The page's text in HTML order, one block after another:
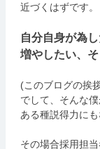
近づくはずです。
自分自身が為
増やしたい、
(このブログの挨
でして、そんな
ある種説得力に
その場合採用担